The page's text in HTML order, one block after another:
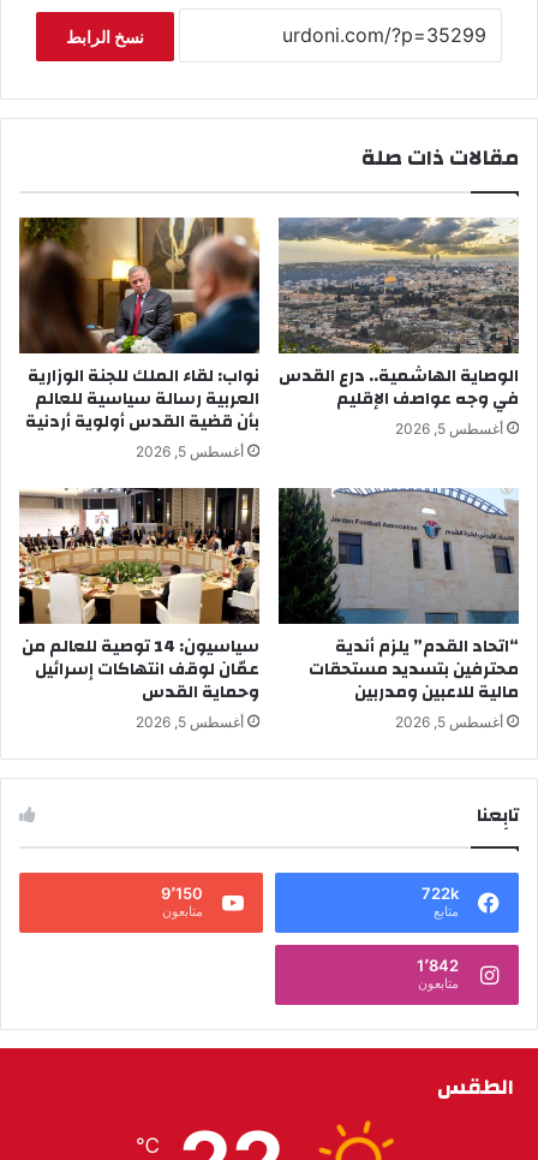
نسخ الرابط
مقالات ذات صلة
الوصاية الهاشمية.. درع القدس
في وجه عواصف الإقليم
أغسطس 5, 2026
نواب: لقاء الملك للجنة الوزارية
العربية رسالة سياسية للعالم
بأن قضية القدس أولوية أردنية
أغسطس 5, 2026
“اتحاد القدم” يلزم أندية
محترفين بتسديد مستحقات
مالية للاعبين ومدربين
أغسطس 5, 2026
سياسيون: 14 توصية للعالم من
عمّان لوقف انتهاكات إسرائيل
وحماية القدس
أغسطس 5, 2026
تابِعنا
722k
متابع
9٬150
متابعون
1٬842
متابعون
الطقس
℃